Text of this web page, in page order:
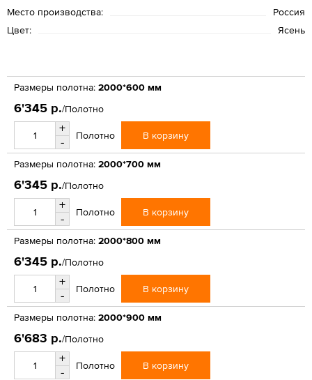
Место производства:
Россия
Цвет:
Ясень
Размеры полотна: 2000*600 мм
6'345 р./Полотно
+
-
Полотно В корзину
Размеры полотна: 2000*700 мм
6'345 р./Полотно
+
-
Полотно В корзину
Размеры полотна: 2000*800 мм
6'345 р./Полотно
+
-
Полотно В корзину
Размеры полотна: 2000*900 мм
6'683 р./Полотно
+
-
Полотно В корзину